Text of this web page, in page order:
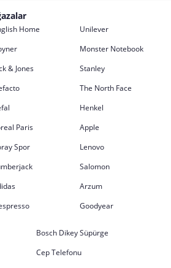
Home
Unilever
Monster Notebook
& Jones
Stanley
The North Face
Henkel
Paris
Apple
Spor
Lenovo
Salomon
Arzum
Goodyear
Bosch Dikey Süpürge
Cep Telefonu